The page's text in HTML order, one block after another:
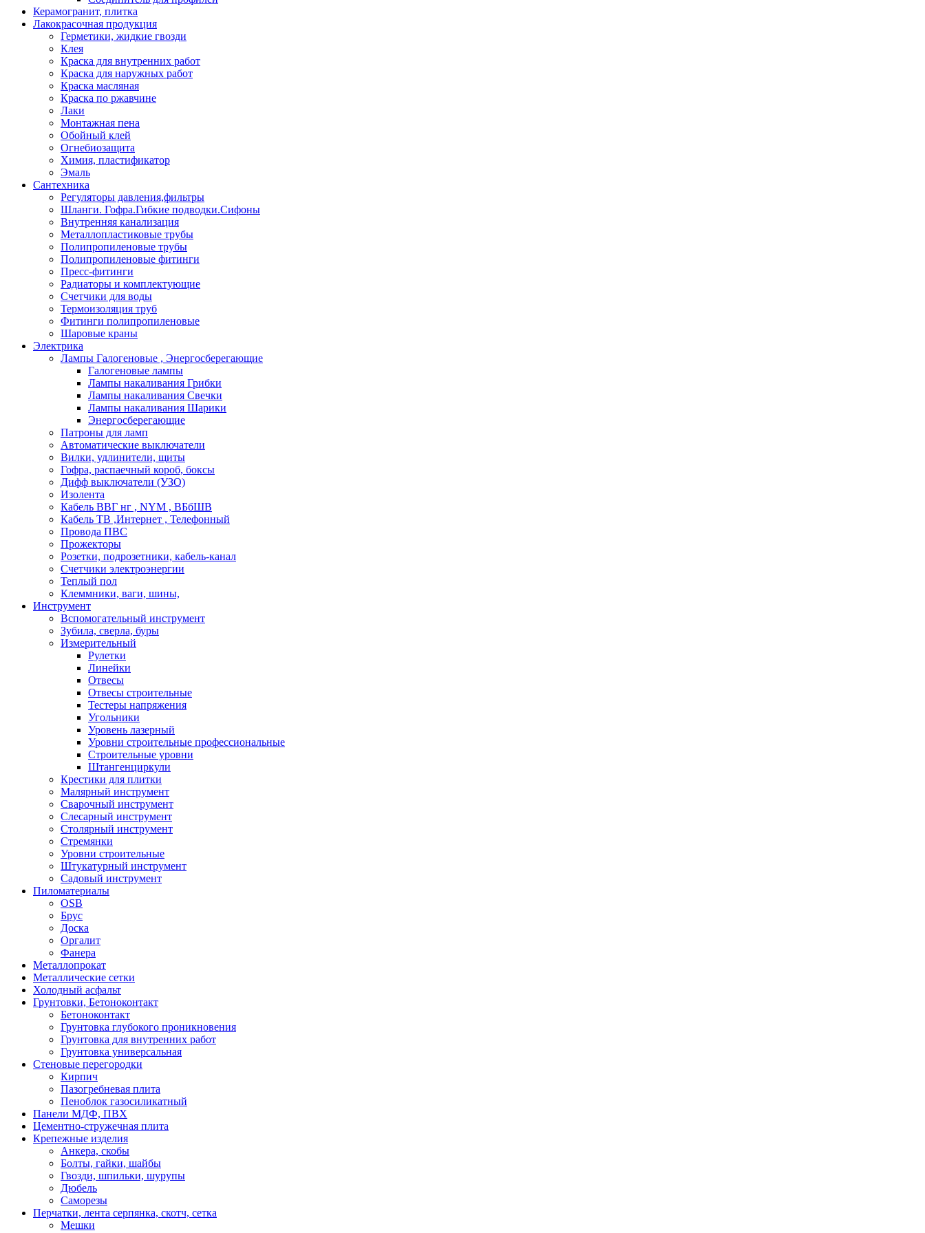
Керамогранит, плитка
Лакокрасочная продукция
Герметики, жидкие гвозди
Клея
Краска для внутренних работ
Краска для наружных работ
Краска масляная
Краска по ржавчине
Лаки
Монтажная пена
Обойный клей
Огнебиозащита
Химия, пластификатор
Эмаль
Сантехника
Регуляторы давления,фильтры
Шланги. Гофра.Гибкие подводки.Сифоны
Внутренняя канализация
Металлопластиковые трубы
Полипропиленовые трубы
Полипропиленовые фитинги
Пресс-фитинги
Радиаторы и комплектующие
Счетчики для воды
Термоизоляция труб
Фитинги полипропиленовые
Шаровые краны
Электрика
Лампы Галогеновые , Энергосберегающие
Галогеновые лампы
Лампы накаливания Грибки
Лампы накаливания Свечки
Лампы накаливания Шарики
Энергосберегающие
Патроны для ламп
Автоматические выключатели
Вилки, удлинители, щиты
Гофра, распаечный короб, боксы
Дифф выключатели (УЗО)
Изолента
Кабель ВВГ нг , NYM , ВБбШВ
Кабель ТВ ,Интернет , Телефонный
Провода ПВС
Прожекторы
Розетки, подрозетники, кабель-канал
Счетчики электроэнергии
Теплый пол
Клеммники, ваги, шины,
Инструмент
Вспомогательный инструмент
Зубила, сверла, буры
Измерительный
Рулетки
Линейки
Отвесы
Отвесы строительные
Тестеры напряжения
Угольники
Уровень лазерный
Уровни строительные профессиональные
Строительные уровни
Штангенциркули
Крестики для плитки
Малярный инструмент
Сварочный инструмент
Слесарный инструмент
Столярный инструмент
Стремянки
Уровни строительные
Штукатурный инструмент
Садовый инструмент
Пиломатериалы
OSB
Брус
Доска
Оргалит
Фанера
Металлопрокат
Металлические сетки
Холодный асфальт
Грунтовки, Бетоноконтакт
Бетоноконтакт
Грунтовка глубокого проникновения
Грунтовка для внутренних работ
Грунтовка универсальная
Стеновые перегородки
Кирпич
Пазогребневая плита
Пеноблок газосиликатный
Панели МДФ, ПВХ
Цементно-стружечная плита
Крепежные изделия
Анкера, скобы
Болты, гайки, шайбы
Гвозди, шпильки, шурупы
Дюбель
Саморезы
Перчатки, лента серпянка, скотч, сетка
Мешки